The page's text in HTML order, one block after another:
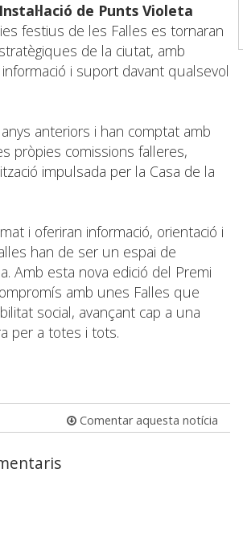
de Punts Violeta
festius de les Falles es tornaran
de la ciutat, amb
i suport davant qualsevol
anteriors i han comptat amb
pròpies comissions falleres,
impulsada per la Casa de la
i oferiran informació, orientació i
han de ser un espai de
Amb esta nova edició del Premi
amb unes Falles que
social, avançant cap a una
per a totes i tots.
Comentar aquesta notícia